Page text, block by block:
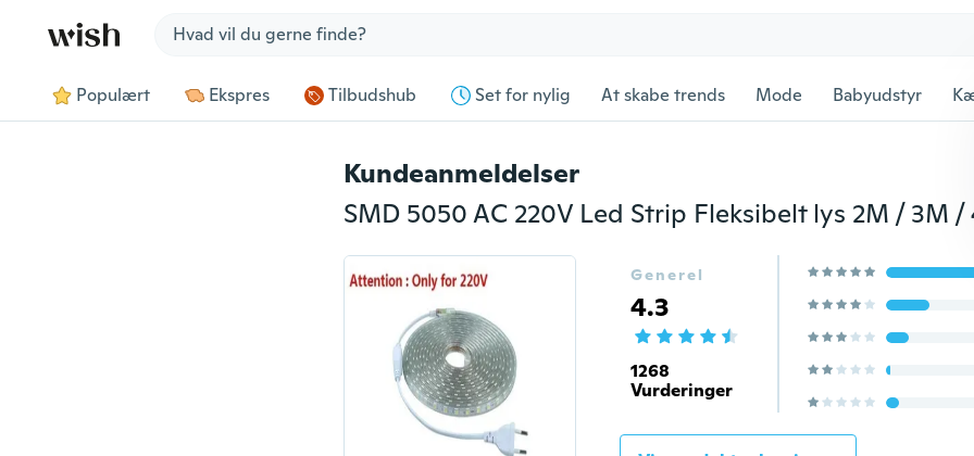
Populært Ekspres Tilbudshub Set for nylig At skabe trends Mode Babyudstyr
Kundeanmeldelser
Generel
4.3
1268
Vurderinger